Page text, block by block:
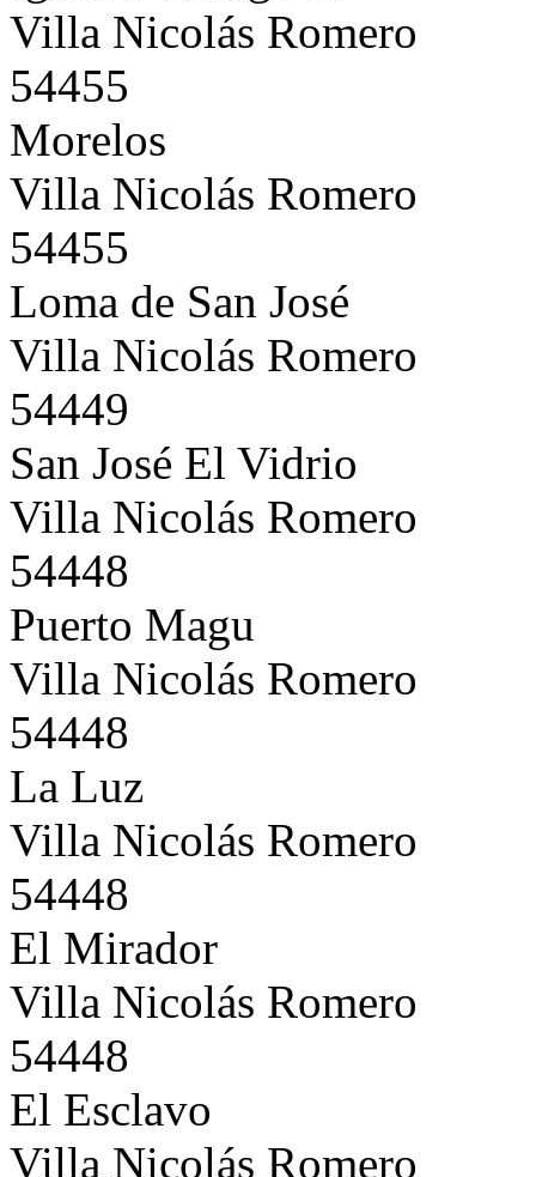
Villa Nicolás Romero
54455
Morelos
Villa Nicolás Romero
54455
Loma de San José
Villa Nicolás Romero
54449
San José El Vidrio
Villa Nicolás Romero
54448
Puerto Magu
Villa Nicolás Romero
54448
La Luz
Villa Nicolás Romero
54448
El Mirador
Villa Nicolás Romero
54448
El Esclavo
Villa Nicolás Romero